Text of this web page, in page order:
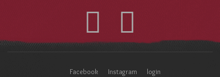
Facebook Instagram login